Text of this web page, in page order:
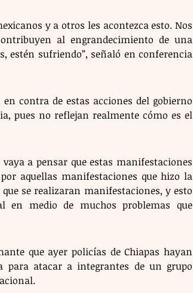
y a otros les acontezca esto. Nos
al engrandecimiento de una
estén sufriendo”, señaló en conferencia
contra de estas acciones del gobierno
pues no reflejan realmente cómo es el
a pensar que estas manifestaciones
aquellas manifestaciones que hizo la
se realizaran manifestaciones, y esto
en medio de muchos problemas que
que ayer policías de Chiapas hayan
para atacar a integrantes de un grupo